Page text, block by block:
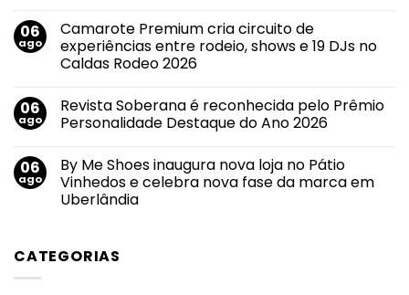
primeiro
imóvel
e
impulsiona
mudanças
imobiliário
em
Callink
conquista
certificações
suas
práticas
de
informação
e
privacidade
de
dados
06
ago
Camarote Premium cria circuito de
experiências entre rodeio, shows e 19 DJs no
Caldas Rodeo 2026
em
Camarote
Premium
de
experiências
entre
rodeio,
no
06
ago
Revista Soberana é reconhecida pelo Prêmio
Personalidade Destaque do Ano 2026
em
Revista
Soberana
é
Destaque
06
ago
By Me Shoes inaugura nova loja no Pátio
Vinhedos e celebra nova fase da marca em
Uberlândia
By
Me
CATEGORIAS